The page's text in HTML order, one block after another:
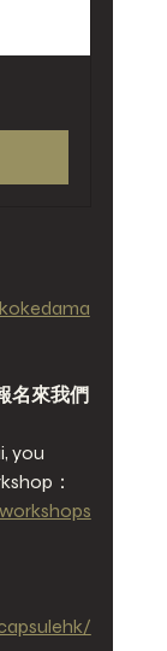
名來我們
you
：